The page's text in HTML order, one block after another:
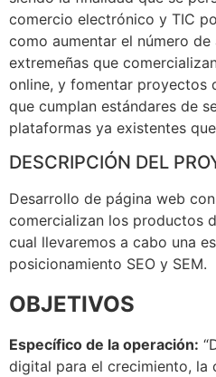
comercio electrónico y TIC
como aumentar el número
extremeñas que
online, y fomentar proyectos
que cumplan estándares de
plataformas ya existentes
DESCRIPCIÓN DEL
Desarrollo de página web
comercializan los productos
cual llevaremos a cabo una
posicionamiento SEO y SEM.
OBJETIVOS
Específico de la operación:
digital para el crecimiento, la